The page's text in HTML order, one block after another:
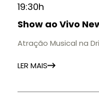
19:30h
Show ao Vivo
Atração Musical na
LER MAIS